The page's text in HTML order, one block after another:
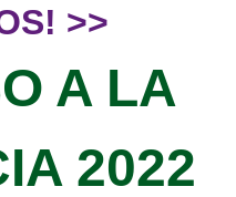
>>
A LA
2022